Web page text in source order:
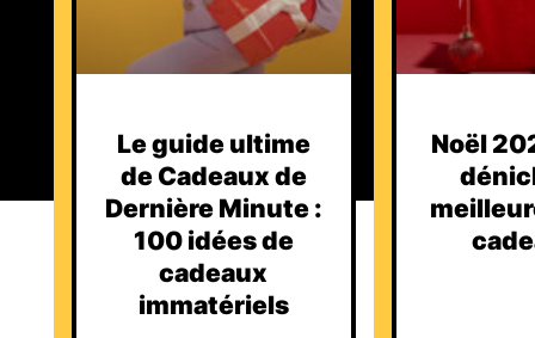
Le guide ultime
de Cadeaux de
Dernière Minute :
100 idées de
cadeaux
immatériels
Noël